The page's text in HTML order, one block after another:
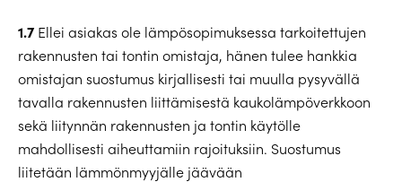
1.7 Ellei asiakas ole lämpösopimuksessa tarkoitettujen
rakennusten tai tontin omistaja, hänen tulee hankkia
omistajan suostumus kirjallisesti tai muulla pysyvällä
tavalla rakennusten liittämisestä kaukolämpöverkkoon
sekä liitynnän rakennusten ja tontin käytölle
mahdollisesti aiheuttamiin rajoituksiin. Suostumus
liitetään lämmönmyyjälle jäävään